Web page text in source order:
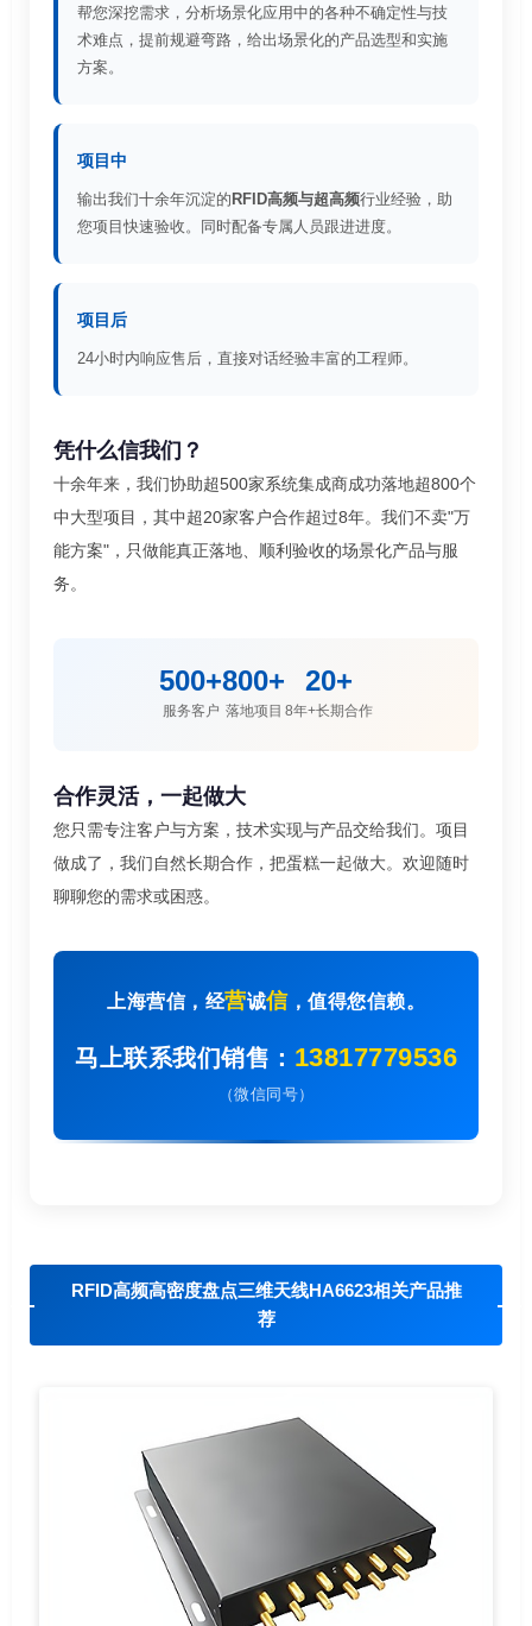
帮您深挖需求，分析场景化应用中的各种不确定性与技
术难点，提前规避弯路，给出场景化的产品选型和实施
方案。
项目中
输出我们十余年沉淀的 RFID高频与超高频行业经验，助
您项目快速验收。同时配备专属人员跟进进度。
项目后
24小时内响应售后，直接对话经验丰富的工程师。
凭什么信我们？
十余年来，我们协助超500家系统集成商成功落地超800个
中大型项目，其中超20家客户合作超过8年。我们不卖"万
能方案"，只做能真正落地、顺利验收的场景化产品与服
务。
500+
服务客户
800+
落地项目
20+
8年+长期合作
合作灵活，一起做大
您只需专注客户与方案，技术实现与产品交给我们。项目
做成了，我们自然长期合作，把蛋糕一起做大。欢迎随时
聊聊您的需求或困惑。
上海营信，经营诚信，值得您信赖。
马上联系我们销售： 13817779536
（微信同号）
RFID高频高密度盘点三维天线HA6623相关产品推
荐